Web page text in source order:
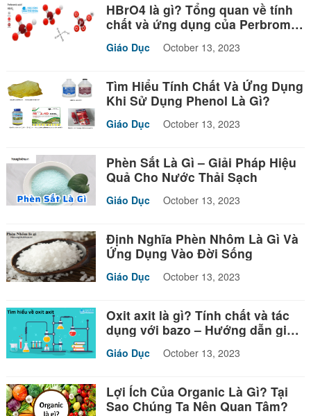
HBrO4 là gì? Tổng quan về tính
chất và ứng dụng của Perbromic
Giáo Dục October 13, 2023
Tìm Hiểu Tính Chất Và Ứng Dụng
Khi Sử Dụng Phenol Là Gì?
Giáo Dục October 13, 2023
Phèn Sắt Là Gì – Giải Pháp Hiệu
Quả Cho Nước Thải Sạch
Giáo Dục October 13, 2023
Định Nghĩa Phèn Nhôm Là Gì Và
Ứng Dụng Vào Đời Sống
Giáo Dục October 13, 2023
Oxit axit là gì? Tính chất và tác
dụng với bazo – Hướng dẫn giải
Giáo Dục October 13, 2023
Lợi Ích Của Organic Là Gì? Tại
Sao Chúng Ta Nên Quan Tâm?